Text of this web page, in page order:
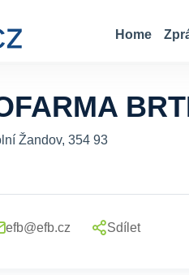
Home
Žandov, 354 93
efb@efb.cz Sdílet